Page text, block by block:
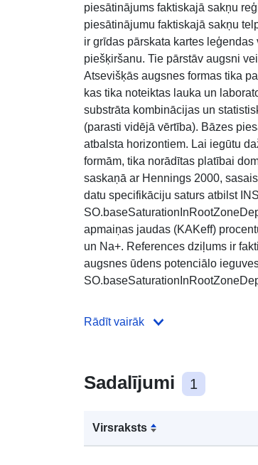
piesātinājums faktiskajā sakņu
piesātinājumu faktiskajā sakņu
ir grīdas pārskata kartes
piešķiršanu. Tie pārstāv augsni
Atsevišķās augsnes formas tika
kas tika noteiktas lauka un
substrāta kombinācijas un
(parasti vidējā vērtība). Bāzes
atbalsta horizontiem. Lai iegūtu
formām, tika norādītas platībai
saskaņā ar Hennings 2000,
datu specifikāciju saturs atbilst
apmaiņas jaudas (KAKeff)
un Na+. References dziļums ir
augsnes ūdens potenciālo
Rādīt vairāk
Sadalījumi 1
Virsraksts